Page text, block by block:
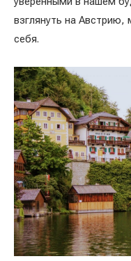
взглянуть на
себя.